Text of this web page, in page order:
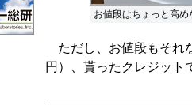
お値段はちょっと高
ただし、お値段もそれ
円）、貰ったクレジット